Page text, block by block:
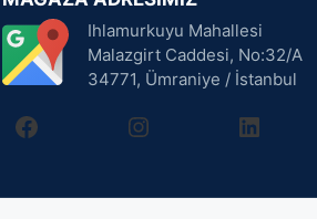
Ihlamurkuyu Mahallesi
Malazgirt Caddesi, No:32/A
34771, Ümraniye / İstanbul
facebookinstagramlinkedin